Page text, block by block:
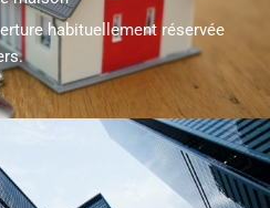
habituellement réservée